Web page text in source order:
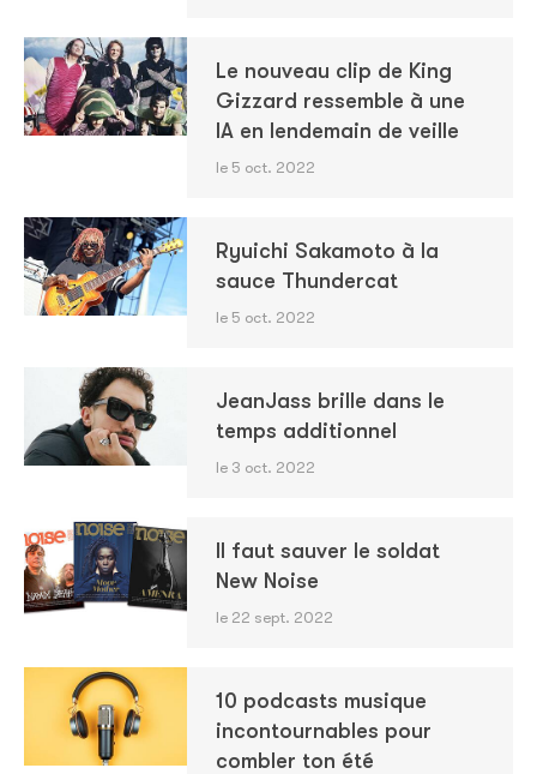
Le nouveau clip de King
Gizzard ressemble à une
IA en lendemain de veille
le 5 oct. 2022
Ryuichi Sakamoto à la
sauce Thundercat
le 5 oct. 2022
JeanJass brille dans le
temps additionnel
le 3 oct. 2022
Il faut sauver le soldat
New Noise
le 22 sept. 2022
10 podcasts musique
incontournables pour
combler ton été